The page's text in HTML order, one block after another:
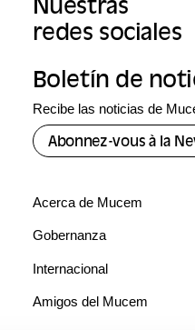
Nuestras
redes sociales
Boletín de
Recibe las noticias de
Abonnez-vous à la
Acerca de Mucem
Gobernanza
Internacional
Amigos del Mucem